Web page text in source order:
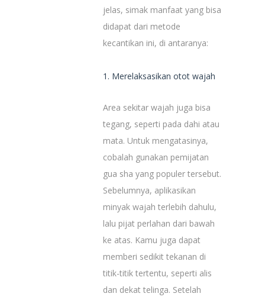
jelas, simak manfaat yang bisa
didapat dari metode
kecantikan ini, di antaranya:
1. Merelaksasikan otot wajah
Area sekitar wajah juga bisa
tegang, seperti pada dahi atau
mata. Untuk mengatasinya,
cobalah gunakan pemijatan
gua sha yang populer tersebut.
Sebelumnya, aplikasikan
minyak wajah terlebih dahulu,
lalu pijat perlahan dari bawah
ke atas. Kamu juga dapat
memberi sedikit tekanan di
titik-titik tertentu, seperti alis
dan dekat telinga. Setelah